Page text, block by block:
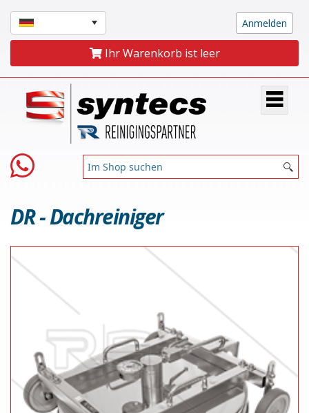
Ihr Warenkorb ist leer
DR - Dachreiniger